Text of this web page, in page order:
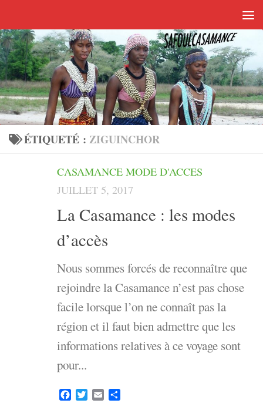
ÉTIQUETÉ :ZIGUINCHOR
CASAMANCE MODE D'ACCES
JUILLET 5, 2017
La Casamance : les modes
d’accès
Nous sommes forcés de reconnaître que
rejoindre la Casamance n’est pas chose
facile lorsque l’on ne connaît pas la
région et il faut bien admettre que les
informations relatives à ce voyage sont
pour...
FacebookTwitterEmail